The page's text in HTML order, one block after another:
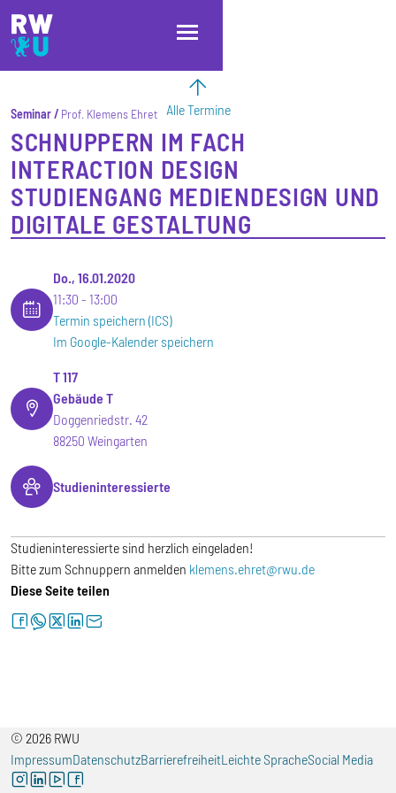
Direkt zum Inhalt
Direkt zur Hauptnavigation
Direkt zum Fußbereich
Alle Termine
Seminar Prof. Klemens Ehret
SCHNUPPERN IM FACH
INTERACTION DESIGN
STUDIENGANG MEDIENDESIGN UND
DIGITALE GESTALTUNG
Do., 16.01.2020
11:30
13:00
Termin speichern (ICS)
Im Google-Kalender speichern
T 117
Gebäude T
Doggenriedstr. 42
88250 Weingarten
Studieninteressierte
Studieninteressierte sind herzlich eingeladen!
Bitte zum Schnuppern anmelden klemens.ehret@rwu.de
Diese Seite teilen
facebookwhatsapptwitterlinkedinletter
© 2026 RWU
ImpressumDatenschutzBarrierefreiheitLeichte SpracheSocial Media
instagramlinkedinyoutubefacebook